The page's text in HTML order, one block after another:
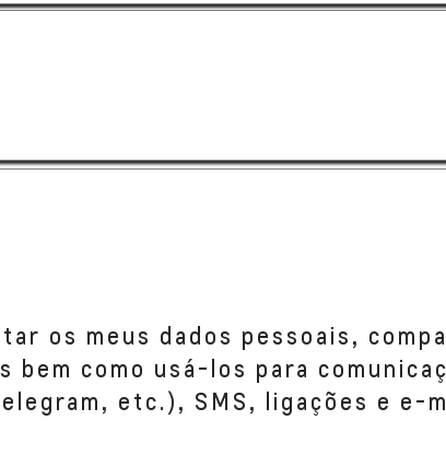
os meus dados pessoais,
bem como usá-los para
etc.), SMS, ligações e e-